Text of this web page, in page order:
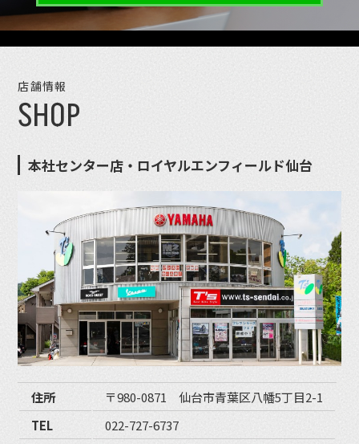
店舗情報
SHOP
本社センター店・ロイヤルエンフィールド仙台
住所
〒980-0871 仙台市青葉区八幡5丁目2-1
TEL
022-727-6737